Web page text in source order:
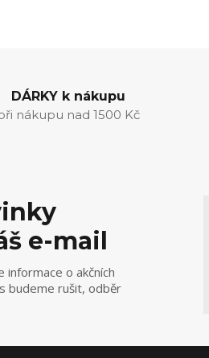
DÁRKY k nákupu
nákupu nad 1500 Kč
e-mail
o akčních
budeme rušit, odběr